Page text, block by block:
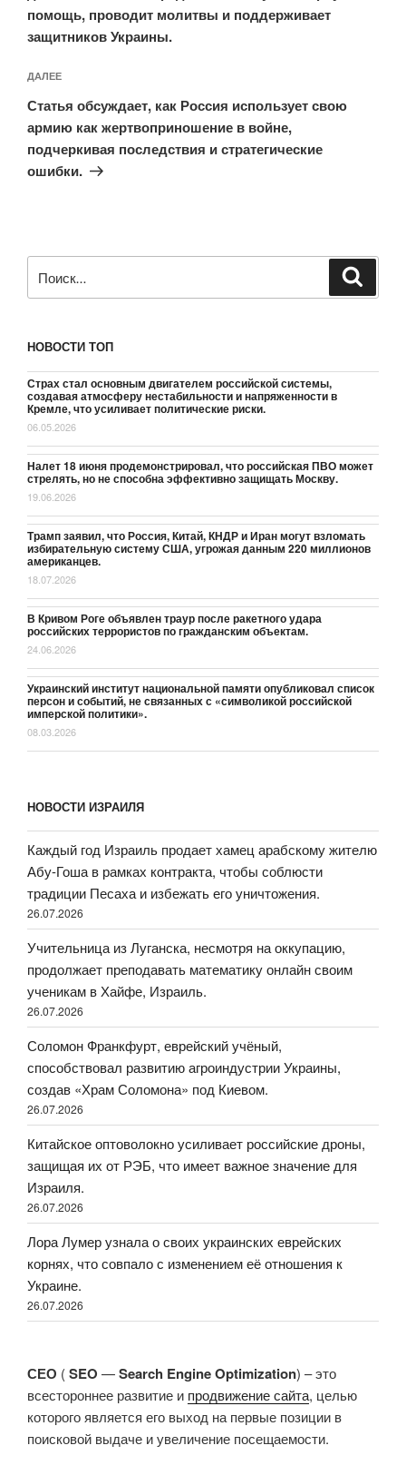
помощь, проводит молитвы и поддерживает
защитников Украины.
Следующая
запись
ДАЛЕЕ
Статья обсуждает, как Россия использует свою
армию как жертвоприношение в войне,
подчеркивая последствия и стратегические
ошибки.
НОВОСТИ ТОП
Страх стал основным двигателем российской системы,
создавая атмосферу нестабильности и напряженности в
Кремле, что усиливает политические риски.
06.05.2026
Налет 18 июня продемонстрировал, что российская ПВО может
стрелять, но не способна эффективно защищать Москву.
19.06.2026
Трамп заявил, что Россия, Китай, КНДР и Иран могут взломать
избирательную систему США, угрожая данным 220 миллионов
американцев.
18.07.2026
В Кривом Роге объявлен траур после ракетного удара
российских террористов по гражданским объектам.
24.06.2026
Украинский институт национальной памяти опубликовал список
персон и событий, не связанных с «символикой российской
имперской политики».
08.03.2026
НОВОСТИ ИЗРАИЛЯ
Каждый год Израиль продает хамец арабскому жителю
Абу-Гоша в рамках контракта, чтобы соблюсти
традиции Песаха и избежать его уничтожения.
26.07.2026
Учительница из Луганска, несмотря на оккупацию,
продолжает преподавать математику онлайн своим
ученикам в Хайфе, Израиль.
26.07.2026
Соломон Франкфурт, еврейский учёный,
способствовал развитию агроиндустрии Украины,
создав «Храм Соломона» под Киевом.
26.07.2026
Китайское оптоволокно усиливает российские дроны,
защищая их от РЭБ, что имеет важное значение для
Израиля.
26.07.2026
Лора Лумер узнала о своих украинских еврейских
корнях, что совпало с изменением её отношения к
Украине.
26.07.2026
СЕО (SEO —Search Engine Optimization) – это
всестороннее развитие и продвижение сайта, целью
которого является его выход на первые позиции в
поисковой выдаче и увеличение посещаемости.